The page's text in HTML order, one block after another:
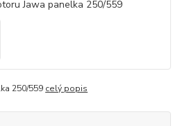
250/559 celý popis